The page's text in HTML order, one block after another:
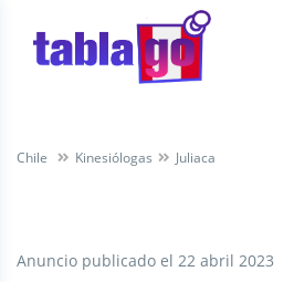
Chile Kinesiólogas Juliaca
Anuncio publicado el 22 abril 2023